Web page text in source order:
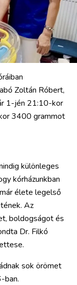
Zoltán Róbert,
1-jén 21:10-kor
3400 grammot
különleges
kórházunkban
élete legelső
Az
boldogságot és
Dr. Filkó
sok örömet
ban.